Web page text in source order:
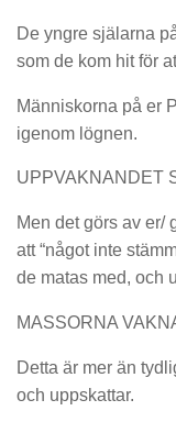
De yngre själarna
som de kom hit för
Människorna på er
igenom lögnen.
UPPVAKNANDET
Men det görs av er/
att “något inte
de matas med, och
MASSORNA
Detta är mer än
och uppskattar.